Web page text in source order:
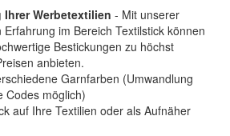
Werbetextilien - Mit unserer
Erfahrung im Bereich Textilstick können
Bestickungen zu höchst
anbieten.
Garnfarben (Umwandlung
Codes möglich)
auf Ihre Textilien oder als Aufnäher